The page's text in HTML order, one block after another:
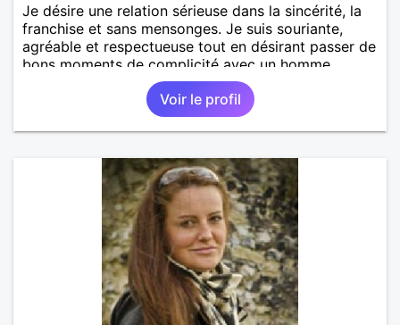
Je désire une relation sérieuse dans la sincérité, la
franchise et sans mensonges. Je suis souriante,
agréable et respectueuse tout en désirant passer de
bons moments de complicité avec un homme
voulant aller dans la même direction que moi.
Voir le profil